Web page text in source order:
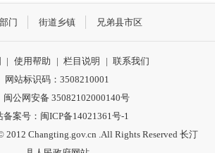
门 街道乡镇 兄弟县市区
| 使用帮助 | 栏目说明 | 联系我们
网站标识码：3508210001
闽公网安备 35082102000140号
备案号： 闽ICP备14021361号-1
Changting.gov.cn .All Rights Reserved 长汀